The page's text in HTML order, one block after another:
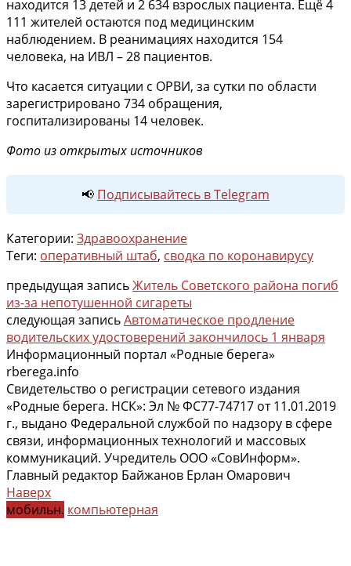
находится 13 детей и 2 634 взрослых пациента. Ещё 4
111 жителей остаются под медицинским
наблюдением. В реанимациях находится 154
человека, на ИВЛ – 28 пациентов.
Что касается ситуации с ОРВИ, за сутки по области
зарегистрировано 734 обращения,
госпитализированы 14 человек.
Фото из открытых источников
📢 Подписывайтесь в Telegram
Категории: Здравоохранение
Теги: оперативный штаб, сводка по коронавирусу
предыдущая записьЖитель Советского района погиб
из-за непотушенной сигареты
следующая записьАвтоматическое продление
водительских удостоверений закончилось 1 января
Информационный портал «Родные берега»
rberega.info
Свидетельство о регистрации сетевого издания
«Родные берега. НСК»: Эл № ФС77-74717 от 11.01.2019
г., выдано Федеральной службой по надзору в сфере
связи, информационных технологий и массовых
коммуникаций. Учредитель ООО «СовИнформ».
Главный редактор Байжанов Ерлан Омарович
Наверх
мобильн. компьютерная